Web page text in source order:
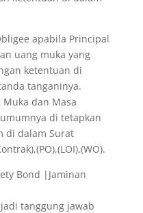
apabila Principal
uang muka yang
ketentuan di
tanganinya.
Muka dan Masa
di tetapkan
di dalam Surat
Bond |Jaminan
tanggung jawab